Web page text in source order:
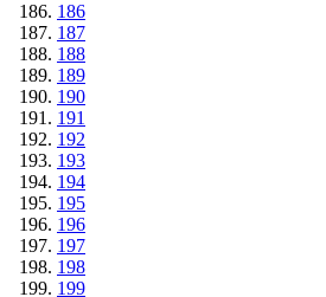
186
187
188
189
190
191
192
193
194
195
196
197
198
199